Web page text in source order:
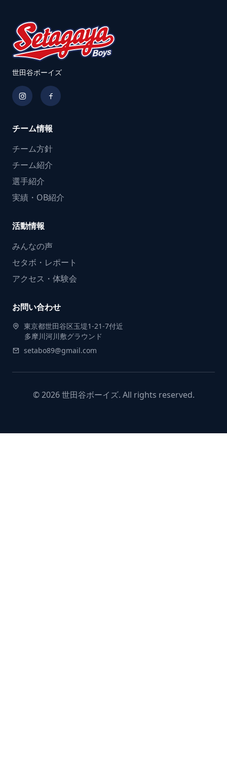
世田谷ボーイズ
チーム情報
チーム方針
チーム紹介
選手紹介
実績・OB紹介
活動情報
みんなの声
セタボ・レポート
アクセス・体験会
お問い合わせ
東京都世田谷区玉堤1-21-7付近
多摩川河川敷グラウンド
setabo89@gmail.com
© 2026 世田谷ボーイズ. All rights reserved.